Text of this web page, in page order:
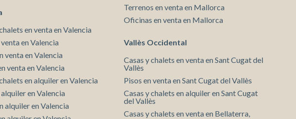
en venta en Valencia
en Valencia
venta en Valencia
venta en Valencia
en alquiler en Valencia
en Valencia
alquiler en Valencia
Terrenos en venta en Mallorca
Oficinas en venta en Mallorca
Vallès Occidental
Casas y chalets en venta en Sant Cugat del
Vallès
Pisos en venta en Sant Cugat del Vallès
Casas y chalets en alquiler en Sant Cugat
del Vallès
Casas y chalets en venta en Bellaterra,